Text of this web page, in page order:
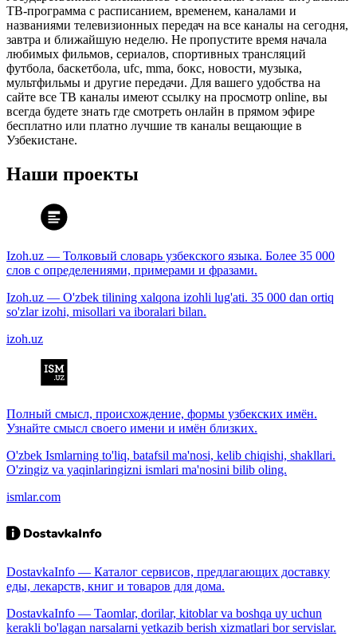
ТВ-программа с расписанием, временем, каналами и
названиями телевизионных передач на все каналы на сегодня,
завтра и ближайшую неделю. Не пропустите время начала
любимых фильмов, сериалов, спортивных трансляций
футбола, баскетбола, ufc, mma, бокс, новости, музыка,
мультфильмы и другие передачи. Для вашего удобства на
сайте все ТВ каналы имеют ссылку на просмотр online, вы
всегда будете знать где смотреть онлайн в прямом эфире
бесплатно или платно лучшие тв каналы вещающие в
Узбекистане.
Наши проекты
Izoh.uz — Толковый словарь узбекского языка. Более 35 000
слов с определениями, примерами и фразами.
Izoh.uz — O'zbek tilining xalqona izohli lug'ati. 35 000 dan ortiq
so'zlar izohi, misollari va iboralari bilan.
izoh.uz
Полный смысл, происхождение, формы узбекских имён.
Узнайте смысл своего имени и имён близких.
O'zbek Ismlarning to'liq, batafsil ma'nosi, kelib chiqishi, shakllari.
O'zingiz va yaqinlaringizni ismlari ma'nosini bilib oling.
ismlar.com
DostavkaInfo — Каталог сервисов, предлагающих доставку
еды, лекарств, книг и товаров для дома.
DostavkaInfo — Taomlar, dorilar, kitoblar va boshqa uy uchun
kerakli bo'lagan narsalarni yetkazib berish xizmatlari bor servislar.